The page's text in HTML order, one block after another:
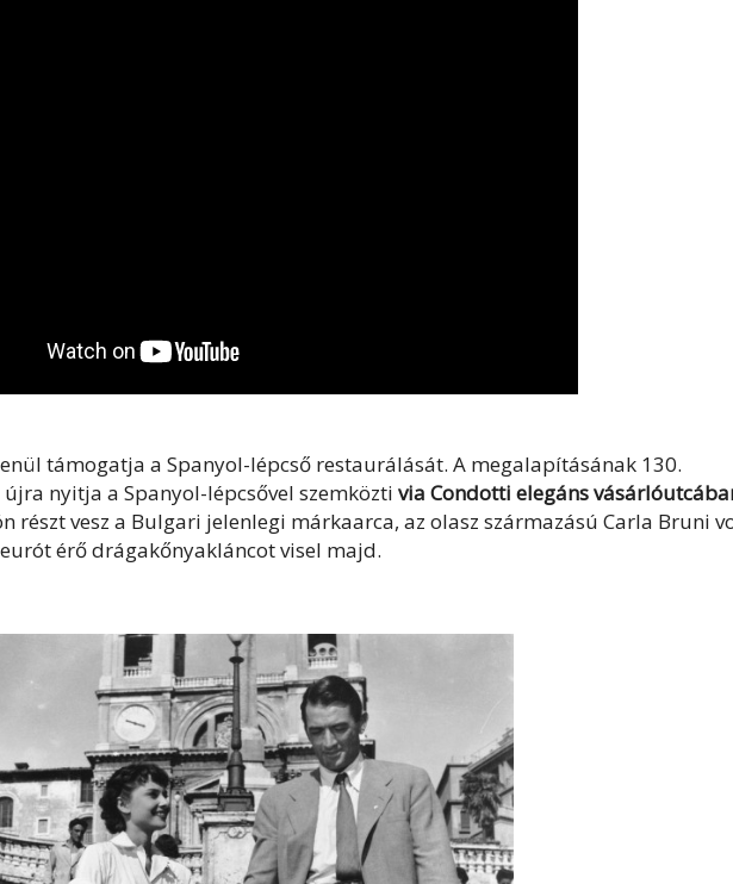
támogatja a Spanyol-lépcső restaurálását. A megalapításának 130.
nyitja a Spanyol-lépcsővel szemközti via Condotti elegáns
részt vesz a Bulgari jelenlegi márkaarca, az olasz származású Carla Bruni
érő drágakőnyakláncot visel majd.